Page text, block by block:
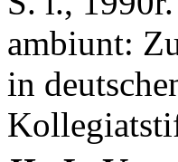
ambiunt:
in